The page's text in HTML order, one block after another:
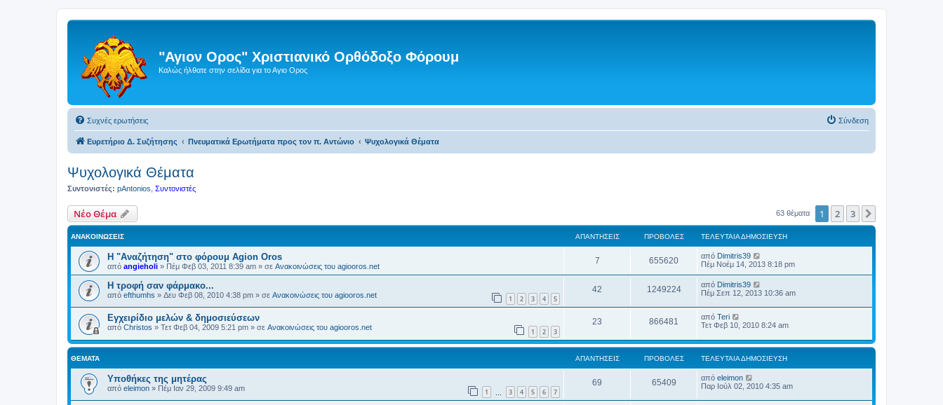
"Αγιον Ορος" Χριστιανικό Ορθόδοξο Φόρουμ
Καλώς ήλθατε στην σελίδα για το Αγιο Ορος
Συχνές ερωτήσεις Σύνδεση
Ευρετήριο Δ. Συζήτησης Πνευματικά Ερωτήματα προς τον π. Αντώνιο Ψυχολογικά Θέματα
Ψυχολογικά Θέματα
Συντονιστές: pAntonios Συντονιστές
Νέο Θέμα 63 θέματα 1 2 3
ΑΝΑΚΟΙΝΏΣΕΙΣ ΑΠΑΝΤΉΣΕΙΣ ΠΡΟΒΟΛΈΣ ΤΕΛΕΥΤΑΊΑ ΔΗΜΟΣΊΕΥΣΗ
Η "Αναζήτηση" στο φόρουμ Agion Oros
από angieholi » Πέμ Φεβ 03, 2011 8:39 am » σε Ανακοινώσεις του agiooros.net
7 655620 από Dimitris39
Πέμ Νοέμ 14, 2013 8:18 pm
H τροφή σαν φάρμακο...
από efthumhs » Δευ Φεβ 08, 2010 4:38 pm » σε Ανακοινώσεις του agiooros.net 1 2 3 4 5
42 1249224 από Dimitris39
Πέμ Σεπ 12, 2013 10:36 am
Εγχειρίδιο μελών & δημοσιεύσεων
από Christos » Τετ Φεβ 04, 2009 5:21 pm » σε Ανακοινώσεις του agiooros.net 1 2 3
23 866481 από Teri
Τετ Φεβ 10, 2010 8:24 am
ΘΈΜΑΤΑ ΑΠΑΝΤΉΣΕΙΣ ΠΡΟΒΟΛΈΣ ΤΕΛΕΥΤΑΊΑ ΔΗΜΟΣΊΕΥΣΗ
Υποθήκες της μητέρας
από eleimon » Πέμ Ιαν 29, 2009 9:49 am 1 3 4 5 6 7
69 65409 από eleimon
Παρ Ιούλ 02, 2010 4:35 am